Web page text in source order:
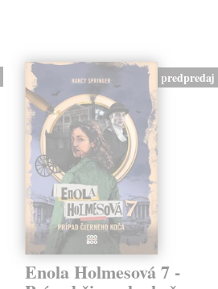
predpredaj
Enola Holmesová 7 -